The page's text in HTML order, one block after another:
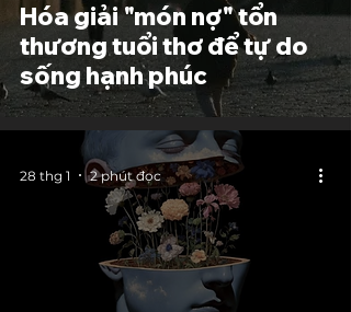
Hóa giải "món nợ" tổn
thương tuổi thơ để tự do
sống hạnh phúc
28 thg 1 2 phút đọc